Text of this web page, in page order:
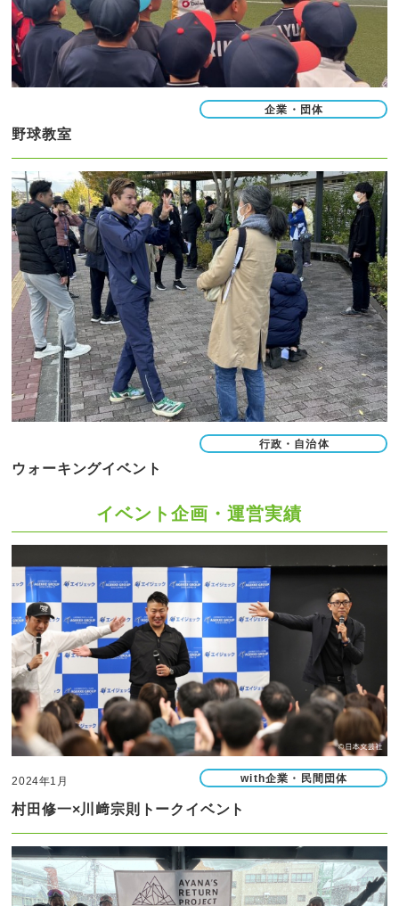
企業・団体
野球教室
行政・自治体
ウォーキングイベント
イベント企画・運営実績
2024年1月 with企業・民間団体
村田修一×川﨑宗則トークイベント